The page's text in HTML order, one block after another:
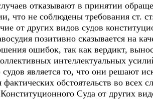
отказывают в принятии
что не соблюдены требования ст.
от других видов судов
позитивно сказывается на
ошибок, так как вердикт,
интеллектуальных
является то, что они решают
обстоятельств во всех
Суда от других